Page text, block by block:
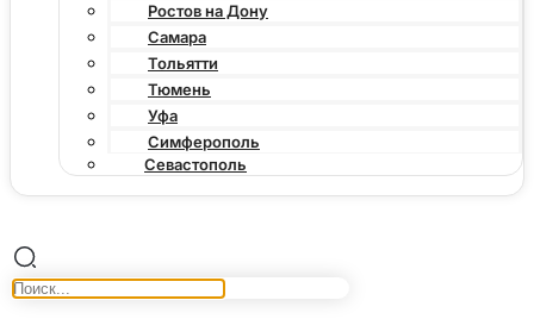
Ростов на Дону
Самара
Тольятти
Тюмень
Уфа
Симферополь
Севастополь